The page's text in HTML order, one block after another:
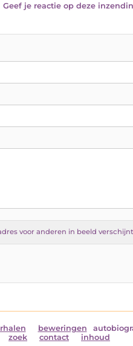
Geef je reactie op deze
voor anderen in beeld verschijnt
beweringen
zoek contact inhoud